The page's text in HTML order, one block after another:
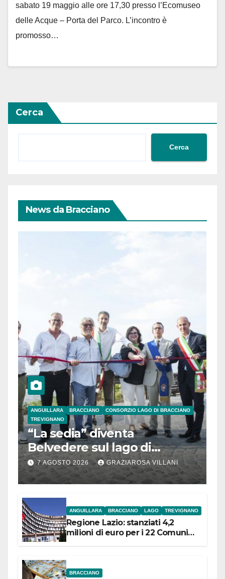
sabato 19 maggio alle ore 17,30 presso l’Ecomuseo
delle Acque – Porta del Parco. L’incontro è
promosso…
Cerca
Cerca
News da Bracciano
ANGUILLARA BRACCIANO
CONSORZIO LAGO DI BRACCIANO
TREVIGNANO
“La sedia” diventa
Belvedere sul lago di
Bracciano: ieri
l’inaugurazione
7 AGOSTO 2026 GRAZIAROSA VILLANI
ANGUILLARA BRACCIANO LAGO TREVIGNANO
Regione Lazio: stanziati 4,2
milioni di euro per i 22 Comuni
BRACCIANO